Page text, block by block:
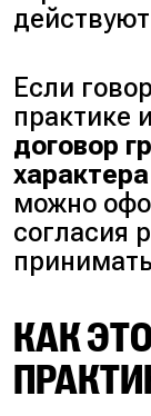
Если
практике
договор
можно
согласия
КАК